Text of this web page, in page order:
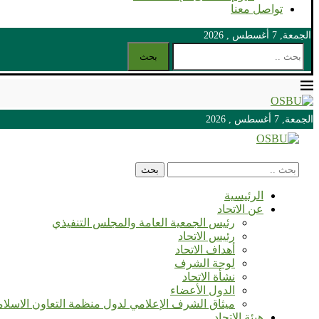
تواصل معنا
الجمعة, 7 أغسطس , 2026
بحث
الجمعة, 7 أغسطس , 2026
بحث
الرئيسية
عن الاتحاد
رئيس الجمعية العامة والمجلس التنفيذي
رئيس الاتحاد
أهداف الاتحاد
لوحة الشرف
نشأة الاتحاد
الدول الأعضاء
ميثاق الشرف الإعلامي لدول منظمة التعاون